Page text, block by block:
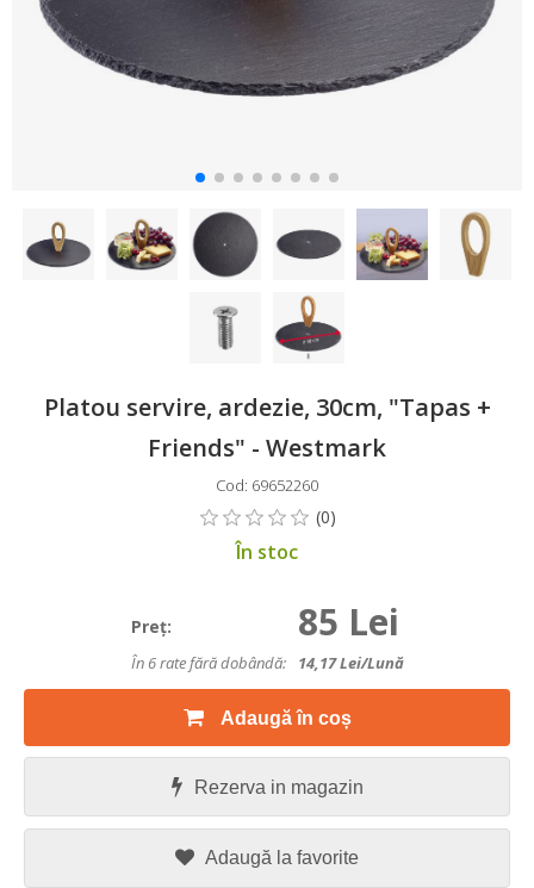
Platou servire, ardezie, 30cm, "Tapas +
Friends" - Westmark
Cod: 69652260
În stoc
Preţ: 85 Lei
În 6 rate fără dobândă: 14,17Lei/lună
Adaugă în coș
Rezerva in magazin
Adaugă la favorite